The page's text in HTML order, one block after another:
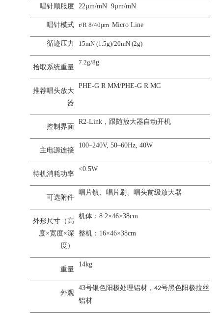
唱针顺服度 22µm/mN 9µm/mN
唱针模式 r/R 8/40µm Micro Line
循迹压力 15mN (1.5g)/20mN (2g)
拾取系统重量
7.2g/8g
推荐唱头放大
器
PHE-G R MM/PHE-G R MC
控制界面
R2-Link，跟随放大器自动开机
主电源连接
100–240V, 50–60Hz, 40W
待机消耗功率
<0.5W
可选附件
唱片镇、唱片刷、唱头前级放大器
外形尺寸（高
度×宽度×深
度）
机体：8.2×46×38cm
整机：16×46×38cm
重量
14kg
外观
43号银色阳极处理铝材， 42号黑色阳极拉丝
铝材